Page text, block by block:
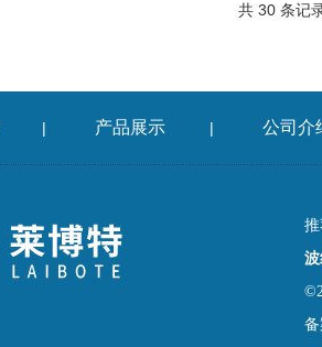
共 30 条记
| 产品展示 | 公司介
备